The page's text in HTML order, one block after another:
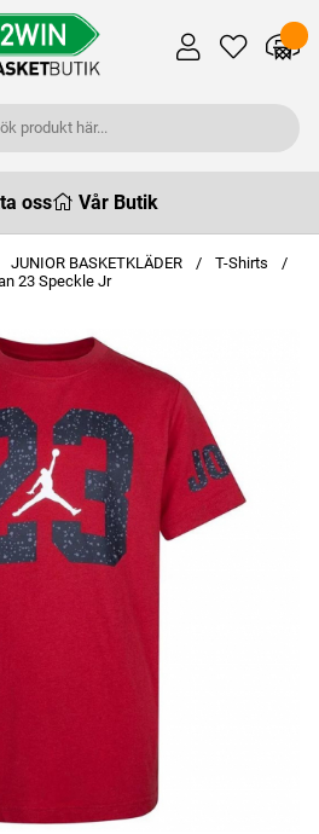
oss Vår Butik
JUNIOR BASKETKLÄDER
T-Shirts
23 Speckle Jr